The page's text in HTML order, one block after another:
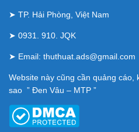
➤ TP. Hải Phòng, Việt Nam
➤ 0931. 910. JQK
➤ Email: thuthuat.ads@gmail.com
Website này cũng cần quảng cáo,
sao ” Đen Vâu – MTP ”